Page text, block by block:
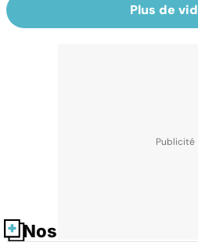
Plus de
Nos fiches santé